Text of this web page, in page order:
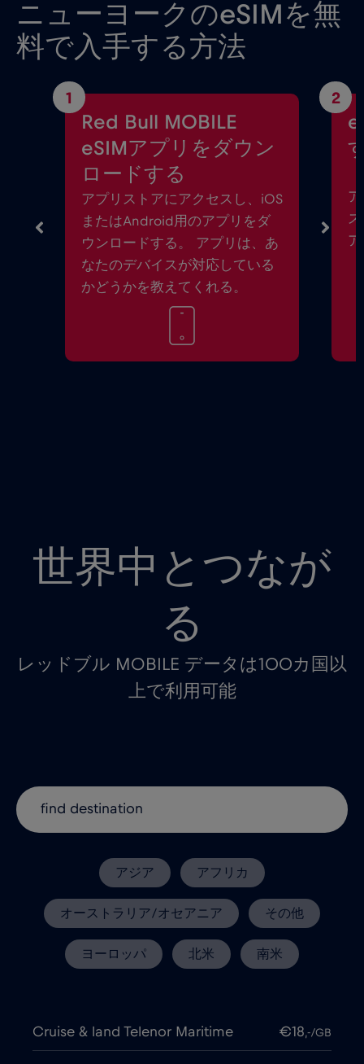
ニューヨークのeSIMを無
料で入手する方法
1
Red Bull MOBILE
eSIMアプリをダウン
ロードする
アプリストアにアクセスし、iOS
またはAndroid用のアプリをダ
ウンロードする。 アプリは、あ
なたのデバイスが対応している
かどうかを教えてくれる。
2
世界中とつなが
る
レッドブル MOBILE データは100カ国以
上で利用可能
アジア アフリカ
オーストラリア/オセアニア その他
ヨーロッパ 北米 南米
Cruise & land Telenor Maritime €18,-/GB